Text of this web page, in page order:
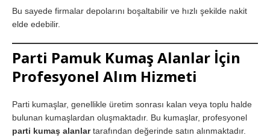
Bu sayede firmalar depolarını boşaltabilir ve hızlı şekilde nakit
elde edebilir.
Parti Pamuk Kumaş Alanlar İçin
Profesyonel Alım Hizmeti
Parti kumaşlar, genellikle üretim sonrası kalan veya toplu halde
bulunan kumaşlardan oluşmaktadır. Bu kumaşlar, profesyonel
parti kumaş alanlartarafından değerinde satın alınmaktadır.